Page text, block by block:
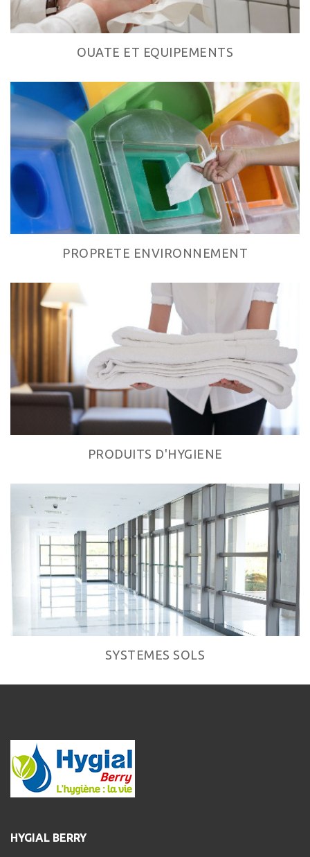
OUATE ET EQUIPEMENTS
PROPRETE ENVIRONNEMENT
PRODUITS D'HYGIENE
SYSTEMES SOLS
HYGIAL BERRY